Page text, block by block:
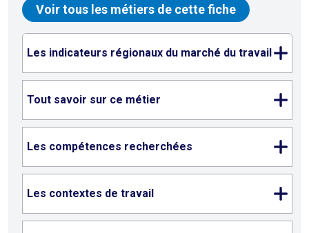
Voir tous les métiers de cette fiche
Les indicateurs régionaux du marché du travail
Tout savoir sur ce métier
Les compétences recherchées
Les contextes de travail